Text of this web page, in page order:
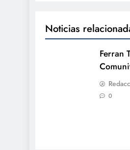
Noticias
Ferran
0